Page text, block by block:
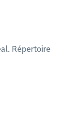
Répertoire